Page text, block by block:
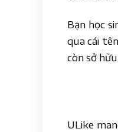
Bạn học
qua cái
còn sở
ULike